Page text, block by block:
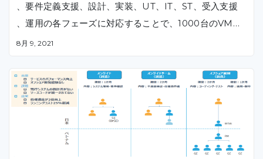
、要件定義支援、設計、実装、UT、IT、ST、受入支援
、運用の各フェーズに対応することで、1000台のVM（
仮想マシン）をクラウドへ移行し、インフラ維持コスト
8月 9, 2021